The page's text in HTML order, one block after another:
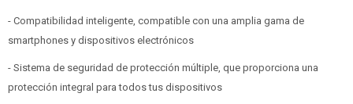
- Compatibilidad inteligente, compatible con una amplia gama de
smartphones y dispositivos electrónicos
- Sistema de seguridad de protección múltiple, que proporciona una
protección integral para todos tus dispositivos